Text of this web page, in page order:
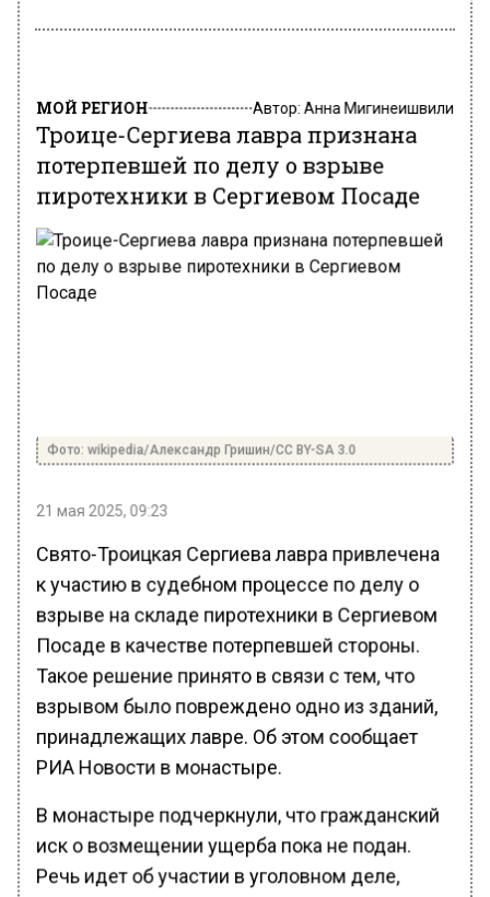
МОЙ РЕГИОН Автор: Анна Мигинеишвили
Троице-Сергиева лавра признана
потерпевшей по делу о взрыве
пиротехники в Сергиевом Посаде
Фото: wikipedia/Александр Гришин/CC BY-SA 3.0
21 мая 2025, 09:23
Свято-Троицкая Сергиева лавра привлечена
к участию в судебном процессе по делу о
взрыве на складе пиротехники в Сергиевом
Посаде в качестве потерпевшей стороны.
Такое решение принято в связи с тем, что
взрывом было повреждено одно из зданий,
принадлежащих лавре. Об этом сообщает
РИА Новости в монастыре.
В монастыре подчеркнули, что гражданский
иск о возмещении ущерба пока не подан.
Речь идет об участии в уголовном деле,